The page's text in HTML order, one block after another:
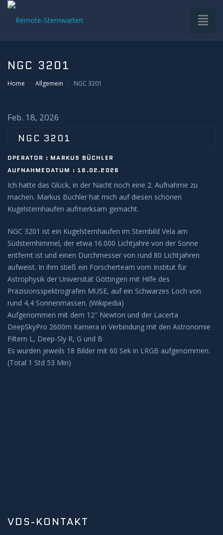
VDS-STERNWARTE
EQUIPMENT
SOFTWARE
BETRIEB
BEOBACHTUNG
Galerie
Beobachtung Hochladen
Archiv
REMOTE-STERNWARTEN
Hakos
NGC 3201
Home Allgemein NGC 3201
Feb. 18, 2026
NGC 3201
OPERATOR : MARKUS BÜCHLER
AUFNAHMEDATUM : 18.02.2026
Ich hatte das Glück, in der Nacht noch eine 2. Aufnahme zu
machen. Markus Büchler hat mich auf diesen schönen
Kugelsternhaufen aufmerksam gemacht.
NGC 3201 ist ein Kugelsternhaufen im Sternbild Vela am
Südsternhimmel, der etwa 16.000 Lichtjahre von der Sonne
entfernt ist und einen Durchmesser von rund 80 Lichtjahren
aufweist. In ihm stieß ein Forscherteam vom Institut für
Astrophysik der Universität Göttingen mit Hilfe des
Präzisionsspektrografen MUSE, auf ein Schwarzes Loch von
rund 4,4 Sonnenmassen. (Wikipedia)
Aufgenommen mit dem 12″ Newton und der Lacerta
DeepSkyPro 2600m Kamera in Verbindung mit den Astronomie
Filtern L, Deep-Sly R, G und B
Es wurden jeweils 18 Bilder mit 60 Sek in LRGB aufgenommen.
(Total 1 Std 53 Min)
VDS-KONTAKT